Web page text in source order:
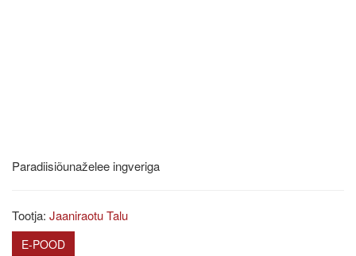
Paradiisiõunaželee ingveriga
Tootja: Jaaniraotu Talu
E-POOD